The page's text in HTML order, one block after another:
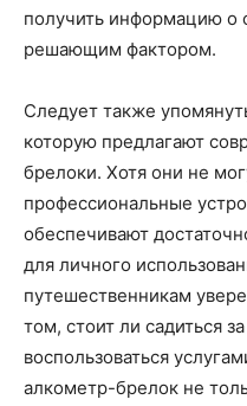
получить информацию о
решающим фактором.
Следует также
которую предлагают
брелоки. Хотя они не
профессиональные
обеспечивают
для личного
путешественникам
том, стоит ли садиться
воспользоваться
алкометр-брелок не